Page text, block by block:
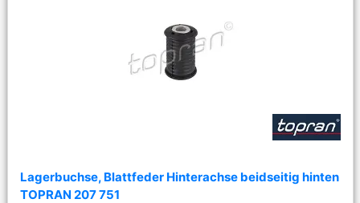
Lagerbuchse, Blattfeder Hinterachse beidseitig hinten
TOPRAN 207 751